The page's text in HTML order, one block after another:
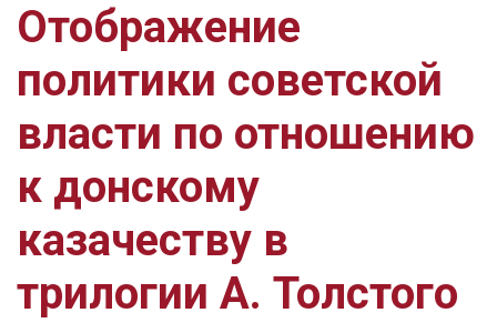
Отображение
политики советской
власти по отношению
к донскому
казачеству в
трилогии А. Толстого